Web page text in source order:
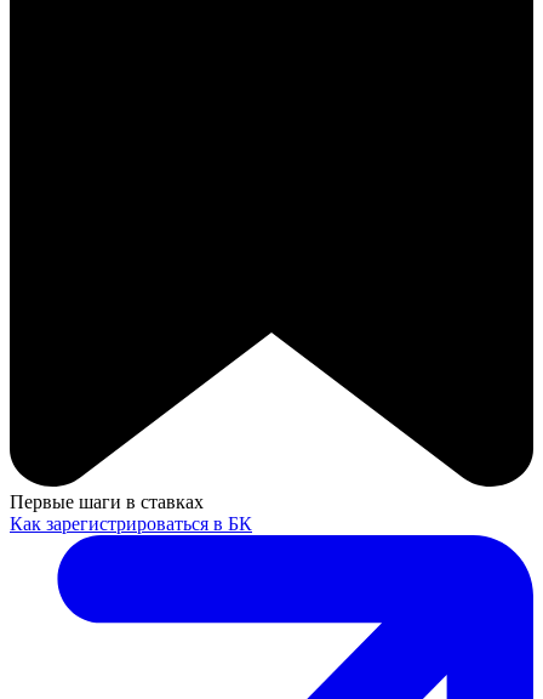
Первые шаги в ставках
Как зарегистрироваться в БК